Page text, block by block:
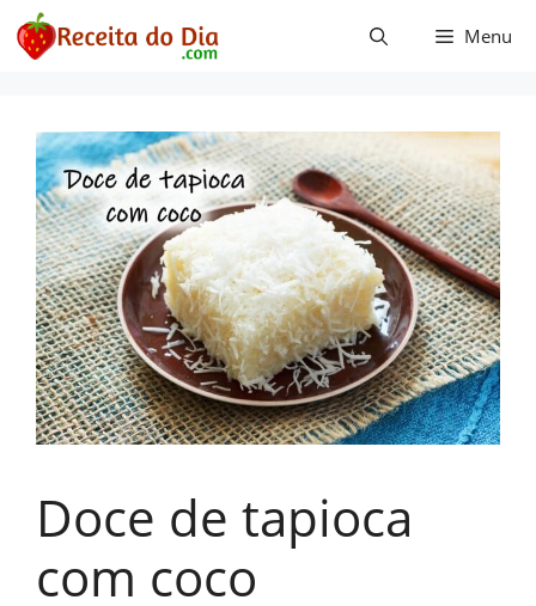
Pular
para
Menu
Doce de tapioca
com coco